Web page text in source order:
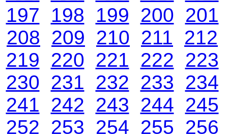
197
198 199 200 201
208
209 210 211
212
219
220 221 222
223
230 231 232 233
234
241
242 243 244 245
252
253 254 255
256